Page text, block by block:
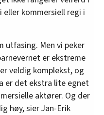
kommersiell regi i
utfasing. Men vi peker
er ekstreme
veldig komplekst, og
er det ekstra lite egnet
aktører. Og der
høy, sier Jan-Erik